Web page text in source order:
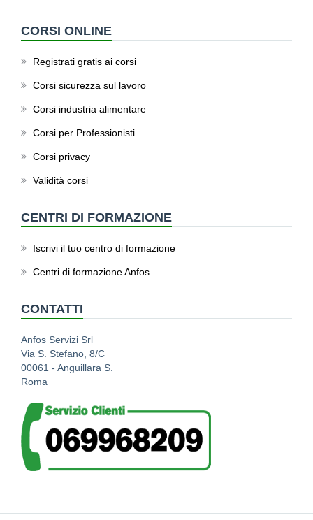
CORSI ONLINE
Registrati gratis ai corsi
Corsi sicurezza sul lavoro
Corsi industria alimentare
Corsi per Professionisti
Corsi privacy
Validità corsi
CENTRI DI FORMAZIONE
Iscrivi il tuo centro di formazione
Centri di formazione Anfos
CONTATTI
Anfos Servizi Srl
Via S. Stefano, 8/C
00061 - Anguillara S.
Roma